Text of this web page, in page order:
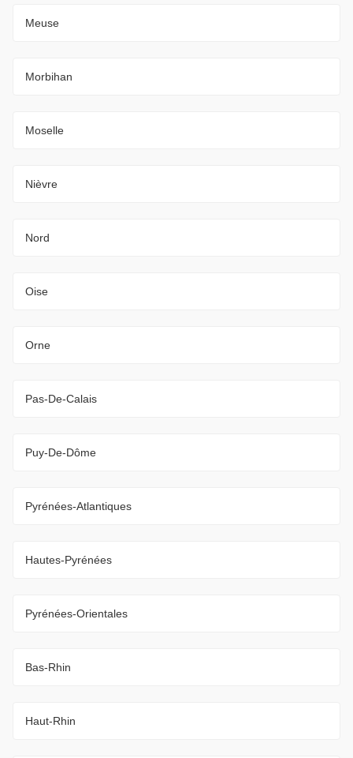
Meuse
Morbihan
Moselle
Nièvre
Nord
Oise
Orne
Pas-De-Calais
Puy-De-Dôme
Pyrénées-Atlantiques
Hautes-Pyrénées
Pyrénées-Orientales
Bas-Rhin
Haut-Rhin